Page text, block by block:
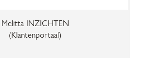
Melitta INZICHTEN
(Klantenportaal)